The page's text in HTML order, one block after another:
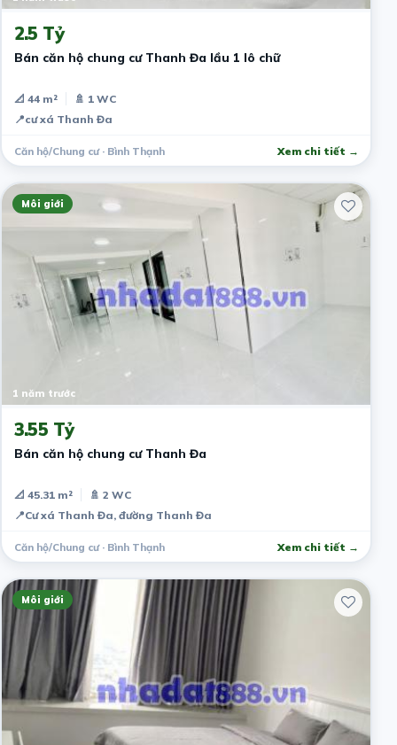
2.5 Tỷ
Bán căn hộ chung cư Thanh Đa lầu 1 lô chữ
📐 44 m²
🚿 1 WC
📍cư xá Thanh Đa
Căn hộ/Chung cư · Bình Thạnh Xem chi tiết →
Môi giới
1 năm trước
3.55 Tỷ
Bán căn hộ chung cư Thanh Đa
📐 45.31 m²
🚿 2 WC
📍Cư xá Thanh Đa, đường Thanh Đa
Căn hộ/Chung cư · Bình Thạnh Xem chi tiết →
Môi giới